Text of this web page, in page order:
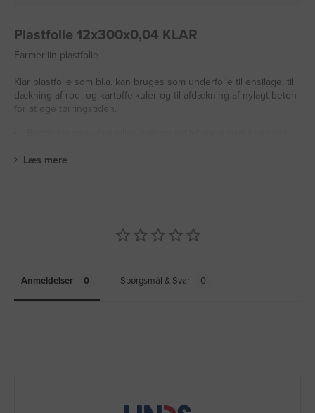
Plastfolie 12x300x0,04 KLAR
Farmerliin plastfolie
Klar plastfolie som bl.a. kan bruges som underfolie til ensilage, til
dækning af roe- og kartoffelkuler og til afdækning af nylagt beton
for at øge tørringstiden.
Læs mere
Anmeldelser Spørgsmål & Svar